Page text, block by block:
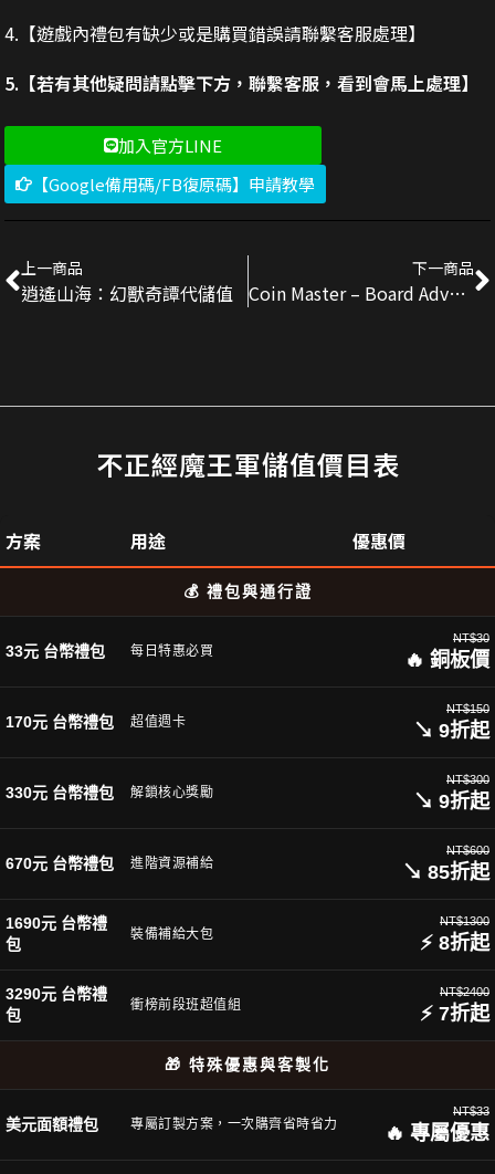
4.【遊戲內禮包有缺少或是購買錯誤請聯繫客服處理】
5.【若有其他疑問請點擊下方，聯繫客服，看到會馬上處理】
加入官方LINE
【Google備用碼/FB復原碼】申請教學
上一商品
逍遙山海：幻獸奇譚代儲值
下一商品
Coin Master – Board Adventurer代儲值
不正經魔王軍儲值價目表
方案 用途 優惠價
💰 禮包與通行證
33元 台幣禮包 每日特惠必買
NT$30
🔥 銅板價
170元 台幣禮包 超值週卡
NT$150
↘ 9折起
330元 台幣禮包 解鎖核心獎勵
NT$300
↘ 9折起
670元 台幣禮包 進階資源補給
NT$600
↘ 85折起
1690元 台幣禮
包
裝備補給大包
NT$1300
⚡ 8折起
3290元 台幣禮
包
衝榜前段班超值組
NT$2400
⚡ 7折起
🎁 特殊優惠與客製化
美元面額禮包 專屬訂製方案，一次購齊省時省力
NT$33
🔥 專屬優惠